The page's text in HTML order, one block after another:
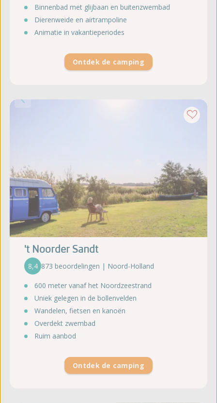
Binnenbad met glijbaan en buitenzwembad
Dierenweide en airtrampoline
Animatie in vakantieperiodes
Ontdek de camping
't Noorder Sandt
8,4 873 beoordelingen | Noord-Holland
600 meter vanaf het Noordzeestrand
Uniek gelegen in de bollenvelden
Wandelen, fietsen en kanoën
Overdekt zwembad
Ruim aanbod
Ontdek de camping